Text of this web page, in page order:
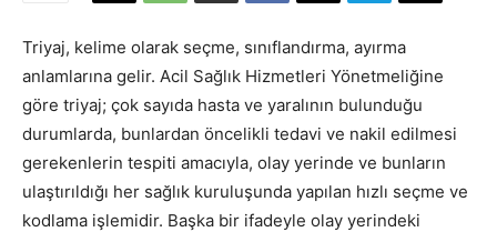
Triyaj, kelime olarak seçme, sınıflandırma, ayırma
anlamlarına gelir. Acil Sağlık Hizmetleri Yönetmeliğine
göre triyaj; çok sayıda hasta ve yaralının bulunduğu
durumlarda, bunlardan öncelikli tedavi ve nakil edilmesi
gerekenlerin tespiti amacıyla, olay yerinde ve bunların
ulaştırıldığı her sağlık kuruluşunda yapılan hızlı seçme ve
kodlama işlemidir. Başka bir ifadeyle olay yerindeki